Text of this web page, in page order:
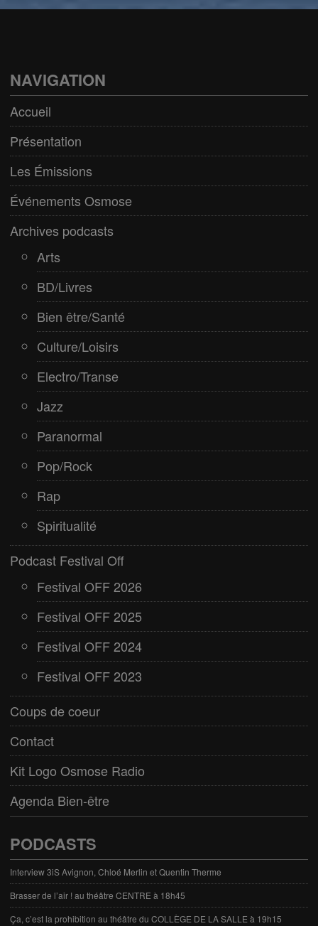
Bien être/Santé
Culture/Loisirs
Electro/Transe
Paranormal
Pop/Rock
Rap
Spiritualité
NAVIGATION
Accueil
Présentation
Les Émissions
Événements Osmose
Archives podcasts
Arts
BD/Livres
Bien être/Santé
Culture/Loisirs
Electro/Transe
Jazz
Paranormal
Pop/Rock
Rap
Spiritualité
Podcast Festival Off
Festival OFF 2026
Festival OFF 2025
Festival OFF 2024
Festival OFF 2023
Coups de coeur
Contact
Kit Logo Osmose Radio
Agenda Bien-être
PODCASTS
Interview 3iS Avignon, Chloé Merlin et Quentin Therme
Brasser de l’air ! au théâtre CENTRE à 18h45
Ça, c’est la prohibition au théâtre du COLLÈGE DE LA SALLE à 19h15